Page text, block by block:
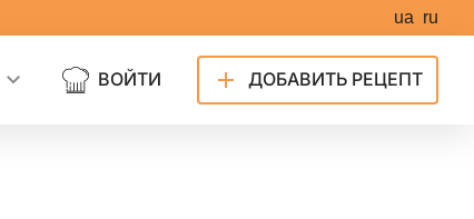
ua ru
ВОЙТИ ДОБАВИТЬ РЕЦЕПТ